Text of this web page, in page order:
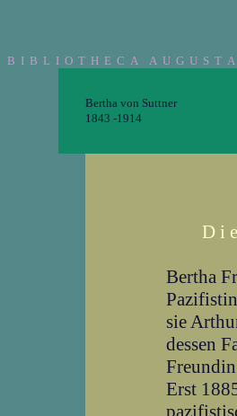
B I B L I O T H E C A A U G U S T
Bertha von Suttner
1843 -1914
D i
Bertha
sie
dessen
Erst